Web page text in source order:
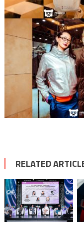
RELATED